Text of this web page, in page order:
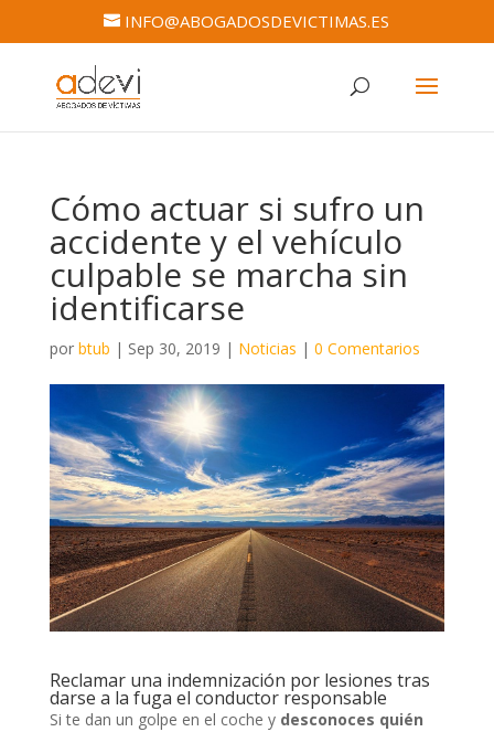
INFO@ABOGADOSDEVICTIMAS.ES
Cómo actuar si sufro un
accidente y el vehículo
culpable se marcha sin
identificarse
por btub | Sep 30, 2019 | Noticias | 0 Comentarios
Reclamar una indemnización por lesiones tras
darse a la fuga el conductor responsable
Si te dan un golpe en el coche y desconoces quién